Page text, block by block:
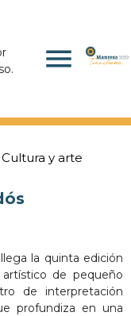
menu
Cultura y arte
la quinta edición
de pequeño
de interpretación
profundiza en una